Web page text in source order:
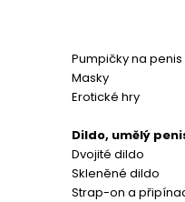
Pumpičky na penis
Masky
Erotické hry
Dildo, umělý
Dvojité dildo
Skleněné dildo
Strap-on a